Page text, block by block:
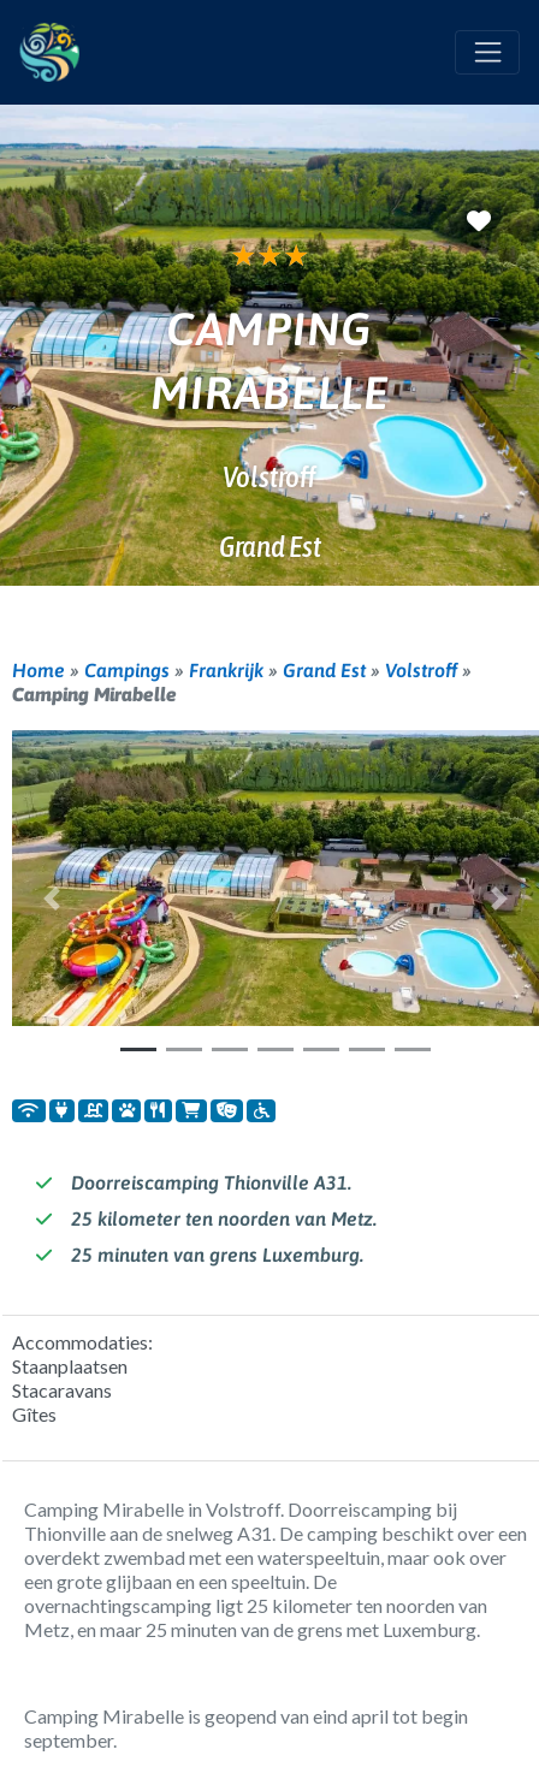
★★★
CAMPING
MIRABELLE
Volstroff
Grand Est
Home » Campings » Frankrijk » Grand Est» Volstroff»
Camping Mirabelle
Vorige
Doorreiscamping Thionville A31.
25 kilometer ten noorden van Metz.
25 minuten van grens Luxemburg.
Accommodaties:
Staanplaatsen
Stacaravans
Gîtes
Camping Mirabelle in Volstroff. Doorreiscamping bij
Thionville aan de snelweg A31. De camping beschikt over een
overdekt zwembad met een waterspeeltuin, maar ook over
een grote glijbaan en een speeltuin. De
overnachtingscamping ligt 25 kilometer ten noorden van
Metz, en maar 25 minuten van de grens met Luxemburg.
Camping Mirabelle is geopend van eind april tot begin
september.